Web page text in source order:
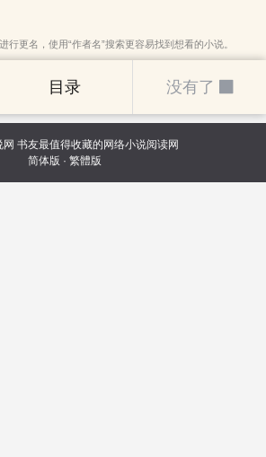
行更名，使用“作者名”搜索更容易找到想看的小说。
目录 没有了
网 书友最值得收藏的网络小说阅读网
简体版 · 繁體版